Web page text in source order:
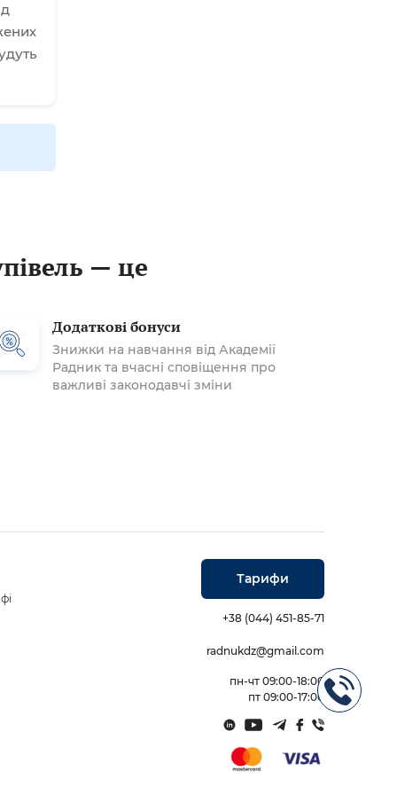
— це
Додаткові бонуси
Знижки на навчання від Академії
Радник та вчасні сповіщення про
важливі законодавчі зміни
Тарифи
+38 (044) 451-85-71
radnukdz@gmail.com
пн-чт 09:00-18:00
пт 09:00-17:00